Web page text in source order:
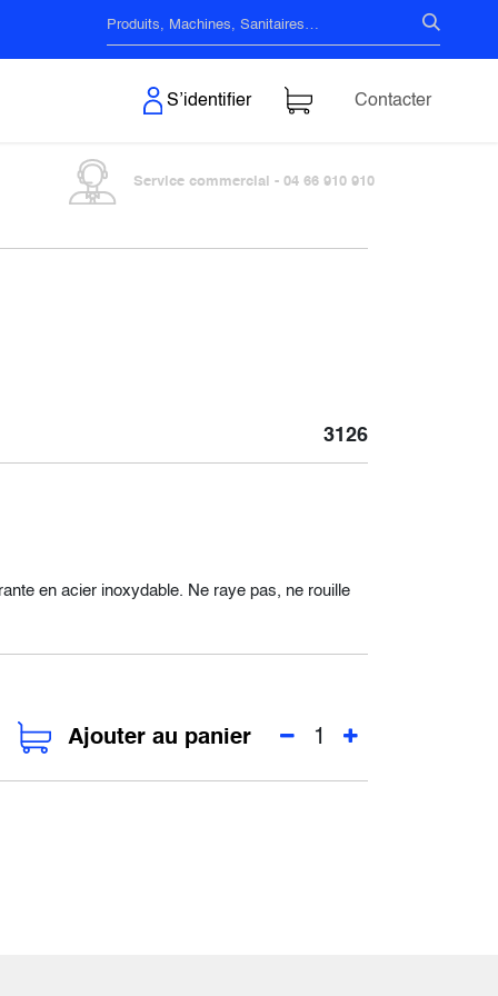
S’identifier Contacter
Service commercial - 04 66 910 910
3126
en acier inoxydable. Ne raye pas, ne rouille
Ajouter au panier